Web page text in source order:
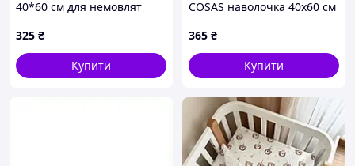
40*60 см для немовлят
325 ₴
Купити
COSAS наволочка 40х60 см
365 ₴
Купити